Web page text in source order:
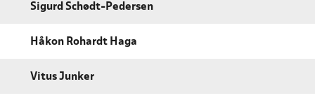
Sigurd Schødt-Pedersen
Håkon Rohardt Haga
Vitus Junker